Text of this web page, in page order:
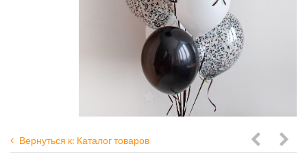
Вернуться к: Каталог товаров